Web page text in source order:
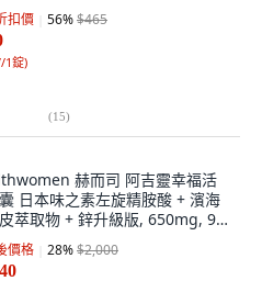
扣價 56%$465
1錠)
(15)
赫而司 阿吉靈幸福活
日本味之素左旋精胺酸 + 濱海
萃取物 + 鋅升級版, 650mg, 90
價格 28%$2,000